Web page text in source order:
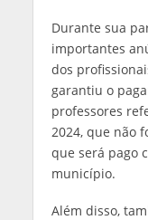
Durante sua
importantes
dos
garantiu o
professores
2024, que não
que será pago
município.
Além disso,